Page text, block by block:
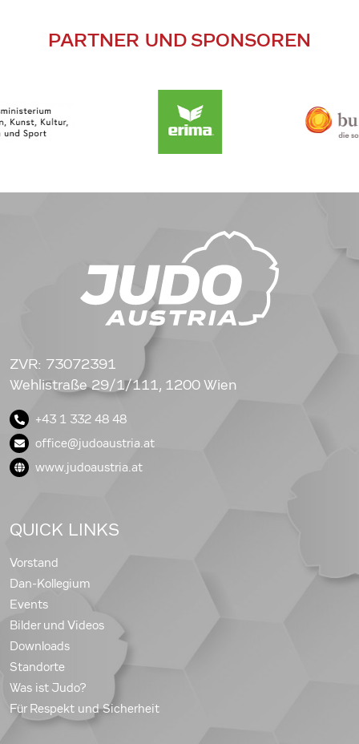
PARTNER UND SPONSOREN
ZVR: 73072391
Wehlistraße 29/1/111, 1200 Wien
+43 1 332 48 48
office@judoaustria.at
www.judoaustria.at
QUICK LINKS
Vorstand
Dan-Kollegium
Events
Bilder und Videos
Downloads
Standorte
Was ist Judo?
Für Respekt und Sicherheit